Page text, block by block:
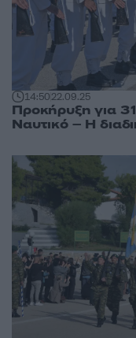
14:5022.09.25
Προκήρυξη για
Ναυτικό – Η